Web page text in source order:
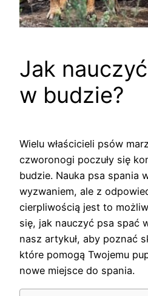
Jak
w budzie?
Wielu właścicieli psów
czworonogi poczuły się
budzie. Nauka psa spania
wyzwaniem, ale z
cierpliwością jest to
się, jak nauczyć psa spać
nasz artykuł, aby poznać
które pomogą Twojemu
nowe miejsce do spania.